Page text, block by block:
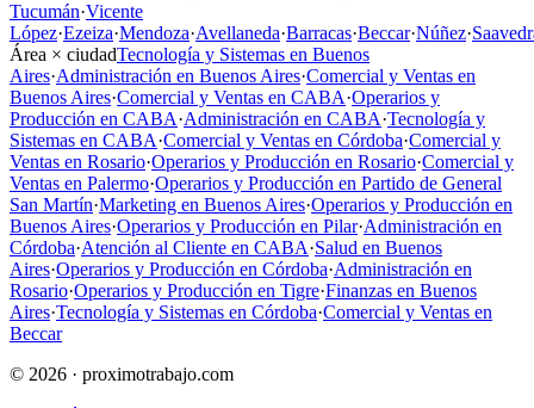
Tucumán·Vicente
López·Ezeiza·Mendoza·Avellaneda·Barracas·Beccar·Núñez·
Área × ciudadTecnología y Sistemas en Buenos
Aires·Administración en Buenos Aires·Comercial y Ventas en
Buenos Aires·Comercial y Ventas en CABA·Operarios y
Producción en CABA·Administración en CABA·Tecnología y
Sistemas en CABA·Comercial y Ventas en Córdoba·Comercial y
Ventas en Rosario·Operarios y Producción en Rosario·Comercial y
Ventas en Palermo·Operarios y Producción en Partido de General
San Martín·Marketing en Buenos Aires·Operarios y Producción en
Buenos Aires·Operarios y Producción en Pilar·Administración en
Córdoba·Atención al Cliente en CABA·Salud en Buenos
Aires·Operarios y Producción en Córdoba·Administración en
Rosario·Operarios y Producción en Tigre·Finanzas en Buenos
Aires·Tecnología y Sistemas en Córdoba·Comercial y Ventas en
Beccar
© 2026 · proximotrabajo.com